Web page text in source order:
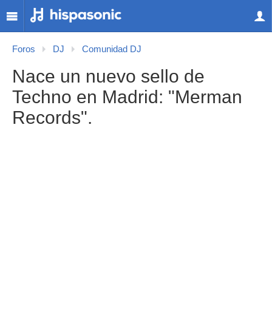
Foros DJ Comunidad DJ
Nace un nuevo sello de
Techno en Madrid: "Merman
Records".